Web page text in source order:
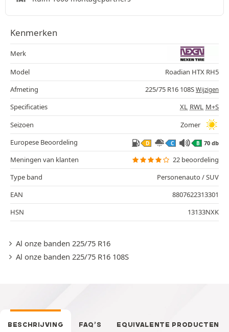
Kenmerken
Merk
Model
Roadian HTX RH5
Afmeting
225/75 R16 108S Wijzigen
Specificaties XL RWL M+S
Seizoen
Zomer
Europese Beoordeling
D C B 70 db
Meningen van klanten
22 beoordeling
Type band
Personenauto / SUV
EAN
8807622313301
HSN
13133NXK
Al onze banden 225/75 R16
Al onze banden 225/75 R16 108S
BESCHRIJVING FAQ’S EQUIVALENTE PRODUCTEN